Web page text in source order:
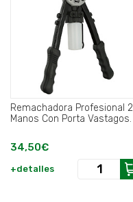
Remachadora Profesional 2
Manos Con Porta Vastagos.
34,50€
+detalles